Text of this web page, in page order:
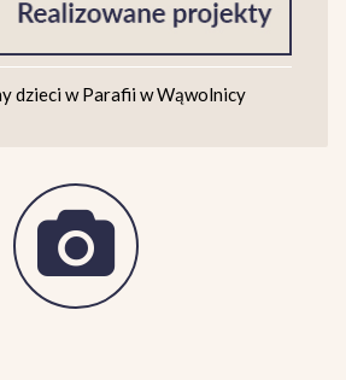
dzieci w Parafii w Wąwolnicy